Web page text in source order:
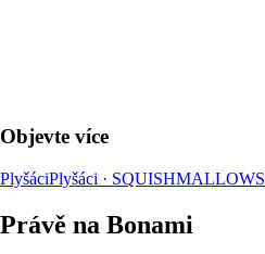
Objevte více
PlyšáciPlyšáci · SQUISHMALLOWS
Právě na Bonami